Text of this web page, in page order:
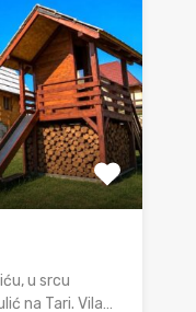
u srcu
na Tari. Vila…